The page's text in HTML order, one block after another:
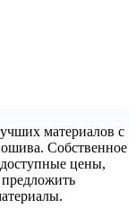
материалов с
Собственное
цены,
предложить